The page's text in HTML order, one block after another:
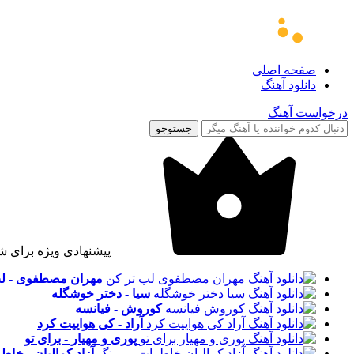
صفحه اصلی
دانلود آهنگ
درخواست آهنگ
جستوجو
پیشنهادی ویژه برای
مهران مصطفوی -
سیا - دختر خوشگله
کوروش - فیانسه
آراد - کی هواییت کرد
پوری و مهیار - برای تو